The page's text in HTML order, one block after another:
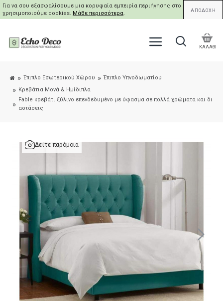
Για να σου εξασφαλίσουμε μια κορυφαία εμπειρία περιήγησης στο site μας,
χρησιμοποιούμε cookies. Μάθε περισσότερα. ΑΠΟΔΟΧΗ
ΚΑΛΑΘΙ
Έπιπλο Εσωτερικού Χώρου
Έπιπλο Υπνοδωματίου
Κρεβάτια Μονά & Ημίδιπλα
Fable κρεβάτι ξύλινο επενδεδυμένο με ύφασμα σε πολλά χρώματα και δι
αστάσεις
Δείτε παρόμοια